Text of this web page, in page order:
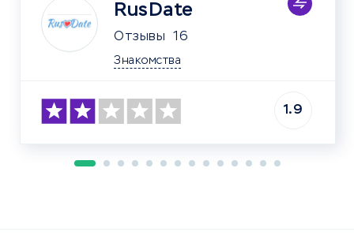
RusDate
Отзывы 16
Знакомства
1.9